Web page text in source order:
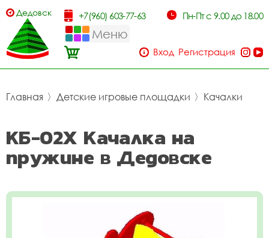
Дедовск +7(960) 603-77-63 Пн-Пт с 9.00 до 18.00
Меню
Вход Регистрация
Главная 〉 Детские игровые площадки 〉 Качалки
КБ-02Х Качалка на
пружине в Дедовске